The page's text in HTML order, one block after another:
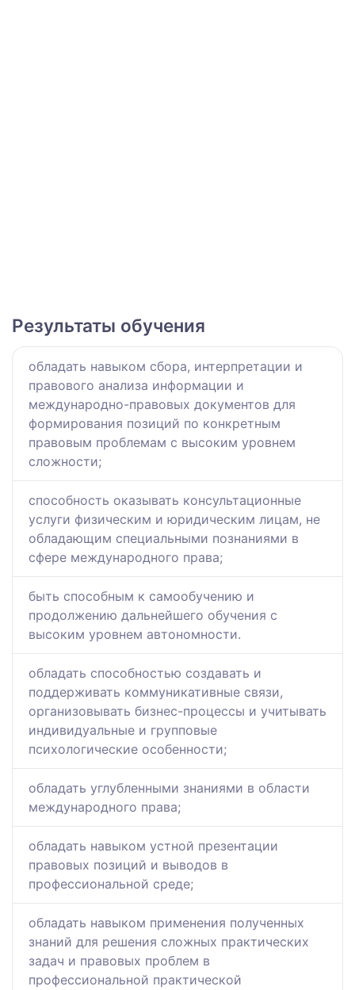
Результаты обучения
обладать навыком сбора, интерпретации и
правового анализа информации и
международно-правовых документов для
формирования позиций по конкретным
правовым проблемам с высоким уровнем
сложности;
способность оказывать консультационные
услуги физическим и юридическим лицам, не
обладающим специальными познаниями в
сфере международного права;
быть способным к самообучению и
продолжению дальнейшего обучения с
высоким уровнем автономности.
обладать способностью создавать и
поддерживать коммуникативные связи,
организовывать бизнес-процессы и учитывать
индивидуальные и групповые
психологические особенности;
обладать углубленными знаниями в области
международного права;
обладать навыком устной презентации
правовых позиций и выводов в
профессиональной среде;
обладать навыком применения полученных
знаний для решения сложных практических
задач и правовых проблем в
профессиональной практической